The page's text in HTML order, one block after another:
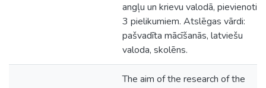
angļu un krievu valodā,
3 pielikumiem. Atslēgas vārdi:
pašvadīta mācīšanās, latviešu
valoda, skolēns.
The aim of the research of the